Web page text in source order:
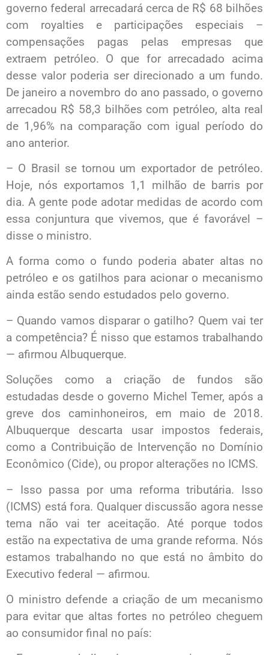
governo federal arrecadará cerca de R$ 68 bilhões
com royalties e participações especiais –
compensações pagas pelas empresas que
extraem petróleo. O que for arrecadado acima
desse valor poderia ser direcionado a um fundo.
De janeiro a novembro do ano passado, o governo
arrecadou R$ 58,3 bilhões com petróleo, alta real
de 1,96% na comparação com igual período do
ano anterior.
– O Brasil se tornou um exportador de petróleo.
Hoje, nós exportamos 1,1 milhão de barris por
dia. A gente pode adotar medidas de acordo com
essa conjuntura que vivemos, que é favorável –
disse o ministro.
A forma como o fundo poderia abater altas no
petróleo e os gatilhos para acionar o mecanismo
ainda estão sendo estudados pelo governo.
– Quando vamos disparar o gatilho? Quem vai ter
a competência? É nisso que estamos trabalhando
— afirmou Albuquerque.
Soluções como a criação de fundos são
estudadas desde o governo Michel Temer, após a
greve dos caminhoneiros, em maio de 2018.
Albuquerque descarta usar impostos federais,
como a Contribuição de Intervenção no Domínio
Econômico (Cide), ou propor alterações no ICMS.
– Isso passa por uma reforma tributária. Isso
(ICMS) está fora. Qualquer discussão agora nesse
tema não vai ter aceitação. Até porque todos
estão na expectativa de uma grande reforma. Nós
estamos trabalhando no que está no âmbito do
Executivo federal — afirmou.
O ministro defende a criação de um mecanismo
para evitar que altas fortes no petróleo cheguem
ao consumidor final no país: